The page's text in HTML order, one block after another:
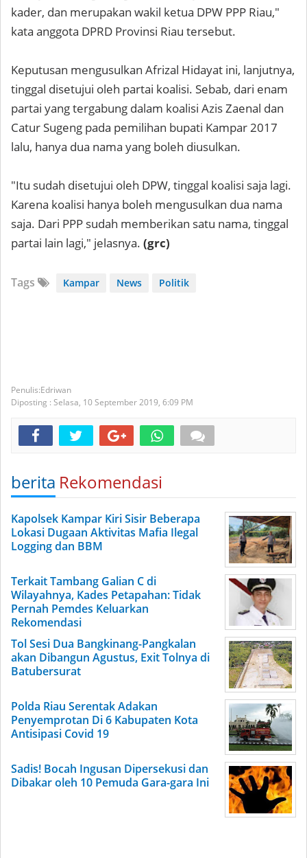
kader, dan merupakan wakil ketua DPW PPP Riau,"
kata anggota DPRD Provinsi Riau tersebut.
Keputusan mengusulkan Afrizal Hidayat ini, lanjutnya,
tinggal disetujui oleh partai koalisi. Sebab, dari enam
partai yang tergabung dalam koalisi Azis Zaenal dan
Catur Sugeng pada pemilihan bupati Kampar 2017
lalu, hanya dua nama yang boleh diusulkan.
"Itu sudah disetujui oleh DPW, tinggal koalisi saja lagi.
Karena koalisi hanya boleh mengusulkan dua nama
saja. Dari PPP sudah memberikan satu nama, tinggal
partai lain lagi," jelasnya. (grc)
Tags Kampar News Politik
Edriwan
Diposting : Selasa, 10 September 2019, 6:09 PM
berita Rekomendasi
Kapolsek Kampar Kiri Sisir Beberapa
Lokasi Dugaan Aktivitas Mafia Ilegal
Logging dan BBM
Terkait Tambang Galian C di
Wilayahnya, Kades Petapahan: Tidak
Pernah Pemdes Keluarkan
Rekomendasi
Tol Sesi Dua Bangkinang-Pangkalan
akan Dibangun Agustus, Exit Tolnya di
Batubersurat
Polda Riau Serentak Adakan
Penyemprotan Di 6 Kabupaten Kota
Antisipasi Covid 19
Sadis! Bocah Ingusan Dipersekusi dan
Dibakar oleh 10 Pemuda Gara-gara Ini